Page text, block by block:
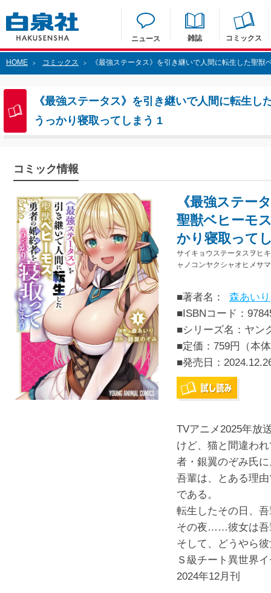
ニュース 雑誌 コミックス
HOME > コミックス > 《最強ステータス》を引き継いで人間に転生した聖
《最強ステータス》を引き継いで人間に転生
うっかり寝取ってしまう 1
コミック情報
《最強ステー
聖獣ベヒーモ
かり寝取って
サイキョウステータスヲヒ
ャノコンヤクシャオヒメサ
■著者名： 森あいり
■ISBNコード：
■シリーズ名：ヤン
■定価：759円（本
■発売日：
TVアニメ2025年放
けど、猫と間違わ
者・銀翼のぞみ氏
吾輩は、とある理
である。
転生したその日、
その夜……彼女は吾
そして、どうやら
Ｓ級チート異世界
2024年12月刊